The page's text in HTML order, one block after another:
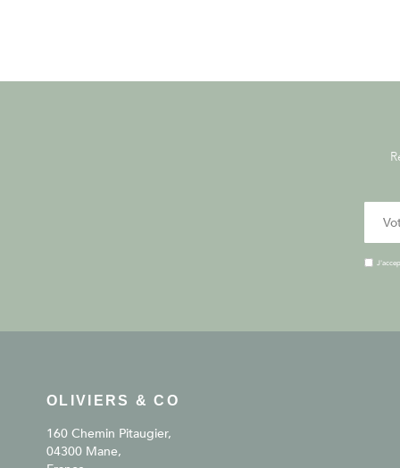
OLIVIERS & CO
160 Chemin Pitaugier,
04300 Mane,